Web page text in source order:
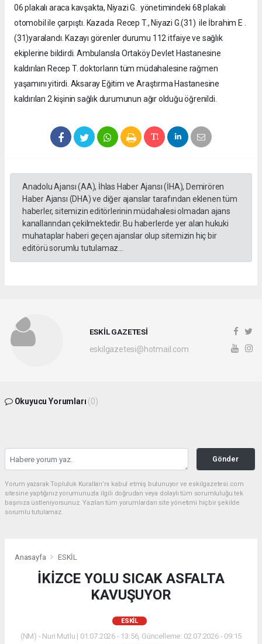
06 plakalı araca kavşakta, Niyazi G. yönetimindeki 68 plakalı
otomobil ile çarpıştı. Kazada Recep T., Niyazi G.(31) ile İbrahim E .
(31)yaralandı. Kazayı görenler durumu 112 itfaiye ve sağlık
ekiplerine bildirdi. Ambulansla Ortaköy Devlet Hastanesine
kaldırılan Recep T. doktorların tüm müdahalesine rağmen
yaşamını yitirdi. Aksaray Eğitim ve Araştırma Hastanesine
kaldırılan 2 kişinin sağlık durumunun ağır olduğu öğrenildi.
Anadolu Ajansı (AA), İhlas Haber Ajansı (İHA), Demirören
Haber Ajansı (DHA) ve diğer ajanslar tarafından eklenen tüm
haberler, sitemizin editörlerinin müdahalesi olmadan ajans
kanallarından çekilmektedir. Bu haberlerde yer alan hukuki
muhataplar haberi geçen ajanslar olup sitemizin hiç bir
editörü sorumlu tutulamaz...
ESKİL GAZETESİ
eskilgazetesi@hotmail.com
Okuyucu Yorumları (0)
Gönder
Yorum yazarak Topluluk Kuralları’nı kabul etmiş bulunuyor ve eskilgazetesi.com
sitesine yaptığınız yorumunuzla ilgili doğrudan veya dolaylı tüm sorumluluğu tek
başınıza üstleniyorsunuz. Yazılan tüm yorumlardan site yönetimi hiçbir şekilde
sorumlu tutulamaz.
Anasayfa ESKİL
İKİZCE YOLU SICAK ASFALTA
KAVUŞUYOR
ESKİL
(NM) - Nuri Mutlu | 01.07.2026 - 13:56, Güncelleme: 02.07.2026 - 09:15